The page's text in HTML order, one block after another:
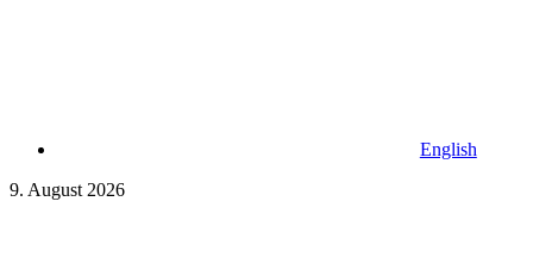
English
9. August 2026